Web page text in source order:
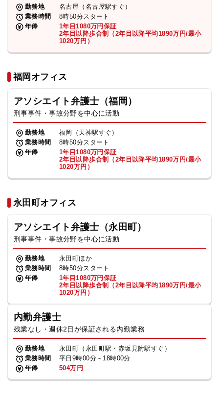
勤務地
名古屋（名古屋駅すぐ）
業務時間
8時50分スタート
年俸
1年目1080万円保証
2年目以降歩合制（2年目以降平均1890万円/最小
1020万円）
福岡オフィス
アソシエイト弁護士（福岡）
刑事事件・事故分野を中心に活動
勤務地
福岡（天神駅すぐ）
業務時間
8時50分スタート
年俸
1年目1080万円保証
2年目以降歩合制（2年目以降平均1890万円/最小
1020万円）
永田町オフィス
アソシエイト弁護士（永田町）
刑事事件・事故分野を中心に活動
勤務地
永田町ほか
業務時間
8時50分スタート
年俸
1年目1080万円保証
2年目以降歩合制（2年目以降平均1890万円/最小
1020万円）
内勤弁護士
残業なし・週休2日が保証される内勤業務
勤務地
永田町（永田町駅・赤坂見附駅すぐ）
業務時間
平日9時00分～18時00分
年俸
504万円